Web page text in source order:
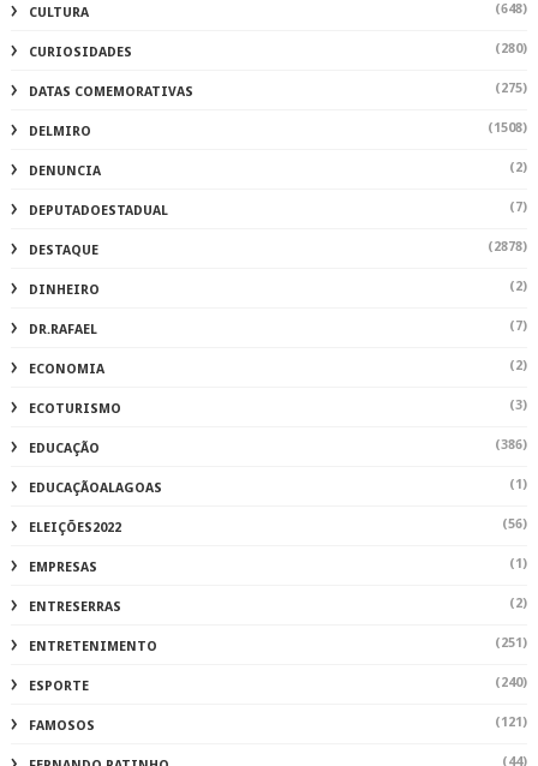
CULTURA (648)
CURIOSIDADES (280)
DATAS COMEMORATIVAS (275)
DELMIRO (1508)
DENUNCIA (2)
DEPUTADOESTADUAL (7)
DESTAQUE (2878)
DINHEIRO (2)
DR.RAFAEL (7)
ECONOMIA (2)
ECOTURISMO (3)
EDUCAÇÃO (386)
EDUCAÇÃOALAGOAS (1)
ELEIÇÕES2022 (56)
EMPRESAS (1)
ENTRESERRAS (2)
ENTRETENIMENTO (251)
ESPORTE (240)
FAMOSOS (121)
(44)